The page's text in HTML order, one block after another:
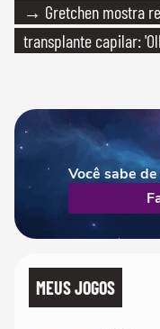
→ Gretchen mostra
transplante capilar:
Você sabe
MEUS JOGOS